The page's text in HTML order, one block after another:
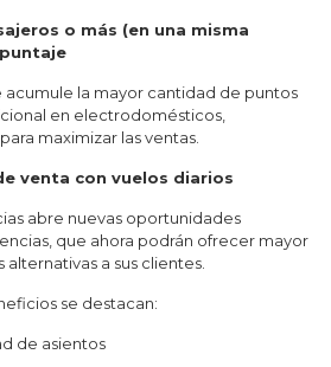
o más (en una misma
acumule la mayor cantidad de puntos
en electrodomésticos,
maximizar las ventas.
venta con vuelos diarios
abre nuevas oportunidades
que ahora podrán ofrecer mayor
a sus clientes.
se destacan:
de asientos